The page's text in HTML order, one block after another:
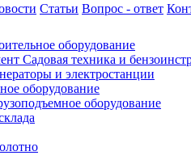
Статьи Вопрос - ответ
оборудование
Садовая техника и
и электростанции
оборудование
оборудование